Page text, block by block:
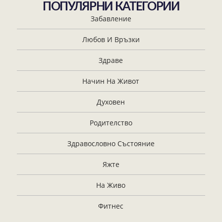
ПОПУЛЯРНИ КАТЕГОРИИ
Забавление
Любов И Връзки
Здраве
Начин На Живот
Духовен
Родителство
Здравословно Състояние
Яжте
На Живо
Фитнес